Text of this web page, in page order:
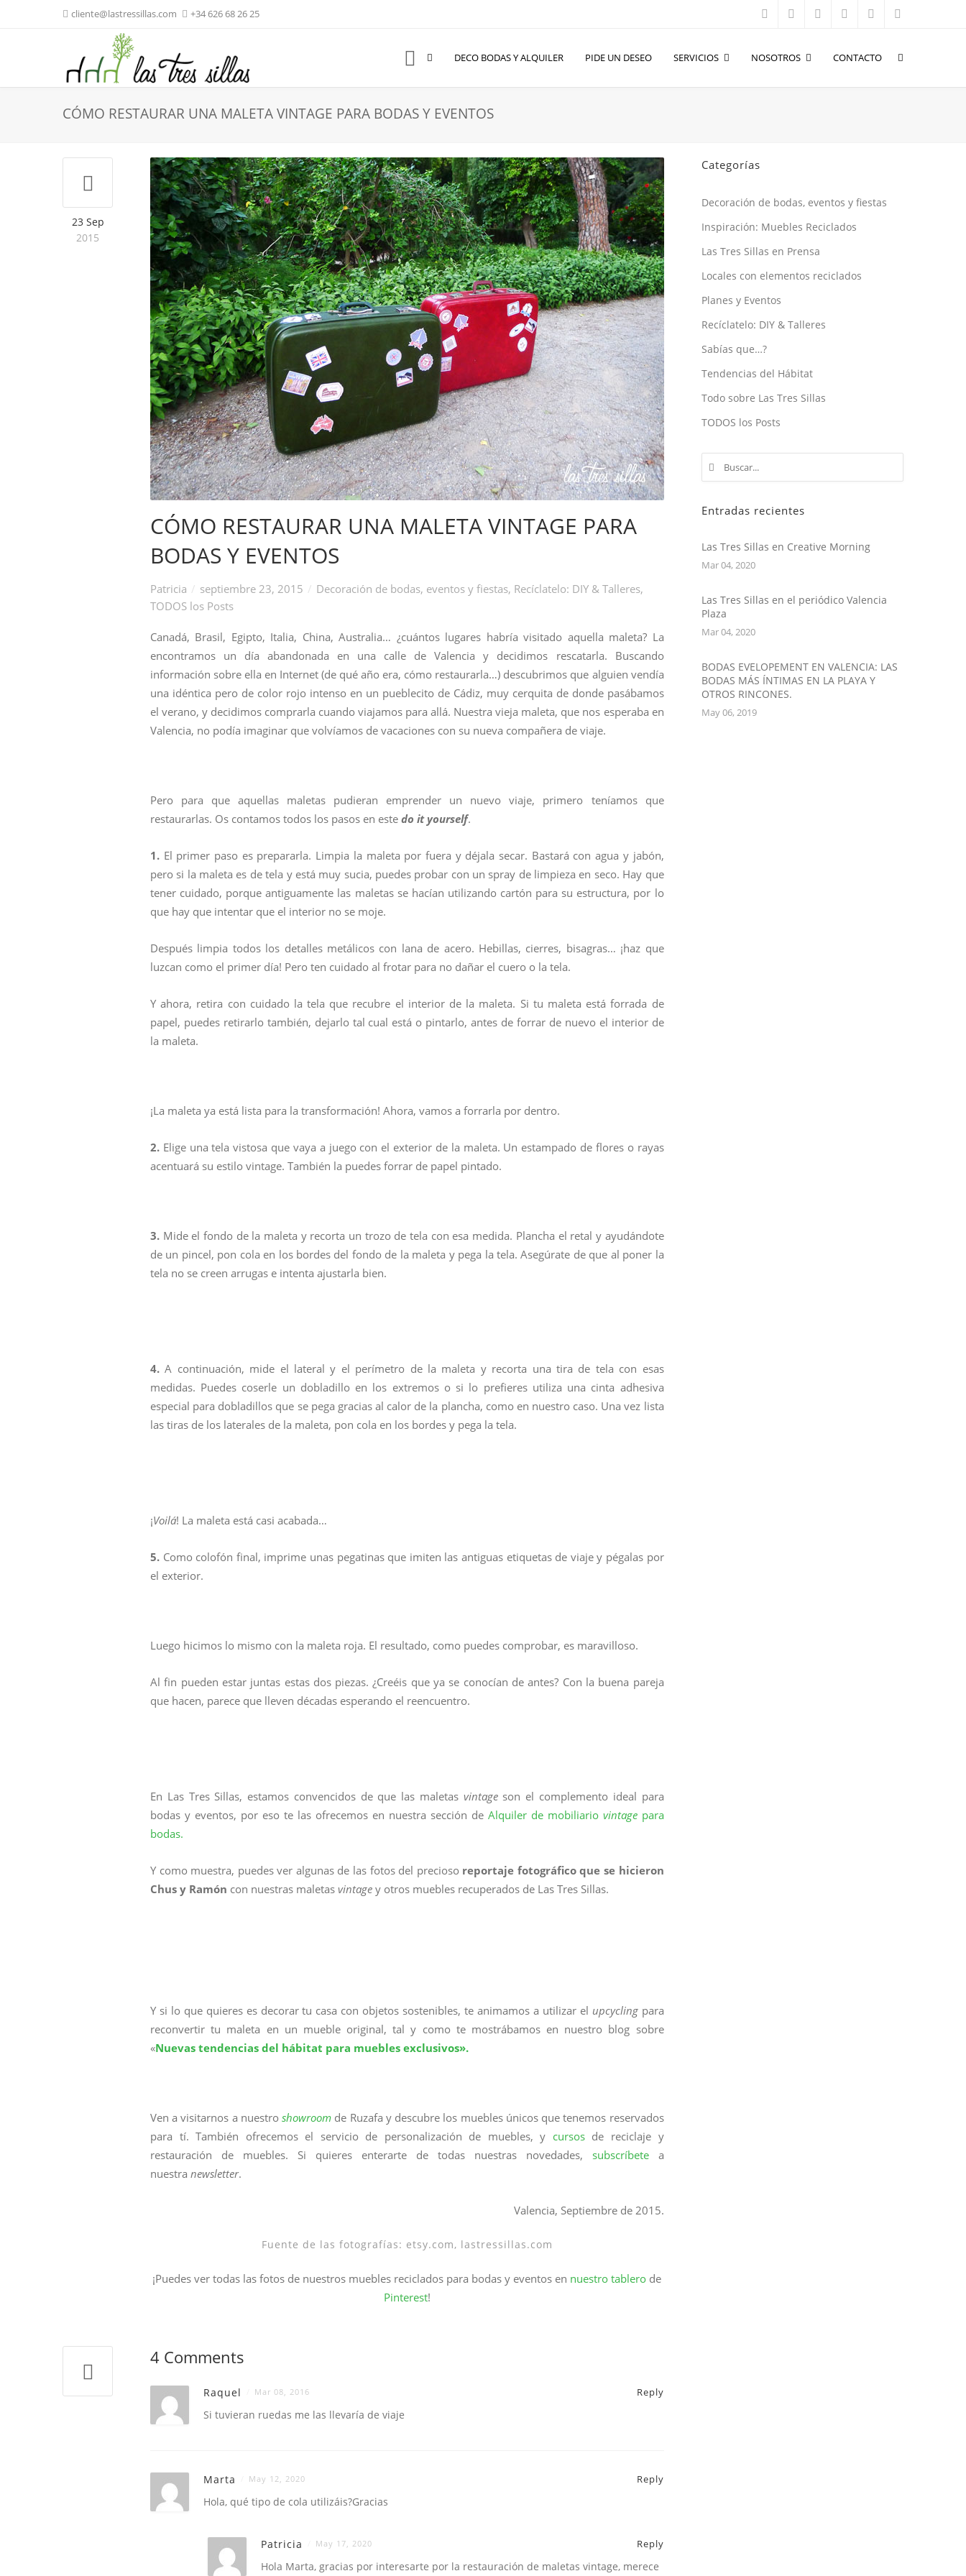
cliente@lastressillas.com +34 626 68 26 25
DECO BODAS Y ALQUILER PIDE UN DESEO SERVICIOS NOSOTROS CONTACTO
CÓMO RESTAURAR UNA MALETA VINTAGE PARA BODAS Y EVENTOS
23 Sep
2015
CÓMO RESTAURAR UNA MALETA VINTAGE PARA
BODAS Y EVENTOS
Patricia septiembre 23, 2015 Decoración de bodas, eventos y fiestas, Recíclatelo: DIY & Talleres,
TODOS los Posts
Canadá, Brasil, Egipto, Italia, China, Australia… ¿cuántos lugares habría visitado aquella maleta? La
encontramos un día abandonada en una calle de Valencia y decidimos rescatarla. Buscando
información sobre ella en Internet (de qué año era, cómo restaurarla…) descubrimos que alguien vendía
una idéntica pero de color rojo intenso en un pueblecito de Cádiz, muy cerquita de donde pasábamos
el verano, y decidimos comprarla cuando viajamos para allá. Nuestra vieja maleta, que nos esperaba en
Valencia, no podía imaginar que volvíamos de vacaciones con su nueva compañera de viaje.
Pero para que aquellas maletas pudieran emprender un nuevo viaje, primero teníamos que
restaurarlas. Os contamos todos los pasos en este do it yourself.
1. El primer paso es prepararla. Limpia la maleta por fuera y déjala secar. Bastará con agua y jabón,
pero si la maleta es de tela y está muy sucia, puedes probar con un spray de limpieza en seco. Hay que
tener cuidado, porque antiguamente las maletas se hacían utilizando cartón para su estructura, por lo
que hay que intentar que el interior no se moje.
Después limpia todos los detalles metálicos con lana de acero. Hebillas, cierres, bisagras… ¡haz que
luzcan como el primer día! Pero ten cuidado al frotar para no dañar el cuero o la tela.
Y ahora, retira con cuidado la tela que recubre el interior de la maleta. Si tu maleta está forrada de
papel, puedes retirarlo también, dejarlo tal cual está o pintarlo, antes de forrar de nuevo el interior de
la maleta.
¡La maleta ya está lista para la transformación! Ahora, vamos a forrarla por dentro.
2. Elige una tela vistosa que vaya a juego con el exterior de la maleta. Un estampado de flores o rayas
acentuará su estilo vintage. También la puedes forrar de papel pintado.
3. Mide el fondo de la maleta y recorta un trozo de tela con esa medida. Plancha el retal y ayudándote
de un pincel, pon cola en los bordes del fondo de la maleta y pega la tela. Asegúrate de que al poner la
tela no se creen arrugas e intenta ajustarla bien.
4. A continuación, mide el lateral y el perímetro de la maleta y recorta una tira de tela con esas
medidas. Puedes coserle un dobladillo en los extremos o si lo prefieres utiliza una cinta adhesiva
especial para dobladillos que se pega gracias al calor de la plancha, como en nuestro caso. Una vez lista
las tiras de los laterales de la maleta, pon cola en los bordes y pega la tela.
¡Voilá! La maleta está casi acabada…
5. Como colofón final, imprime unas pegatinas que imiten las antiguas etiquetas de viaje y pégalas por
el exterior.
Luego hicimos lo mismo con la maleta roja. El resultado, como puedes comprobar, es maravilloso.
Al fin pueden estar juntas estas dos piezas. ¿Creéis que ya se conocían de antes? Con la buena pareja
que hacen, parece que lleven décadas esperando el reencuentro.
En Las Tres Sillas, estamos convencidos de que las maletas vintageson el complemento ideal para
bodas y eventos, por eso te las ofrecemos en nuestra sección de Alquiler de mobiliario vintagepara
bodas.
Y como muestra, puedes ver algunas de las fotos del precioso reportaje fotográfico que se hicieron
Chus y Ramón con nuestras maletas vintage y otros muebles recuperados de Las Tres Sillas.
Y si lo que quieres es decorar tu casa con objetos sostenibles, te animamos a utilizar el upcyclingpara
reconvertir tu maleta en un mueble original, tal y como te mostrábamos en nuestro blog sobre
«Nuevas tendencias del hábitat para muebles exclusivos».
Ven a visitarnos a nuestroshowroom de Ruzafa y descubre los muebles únicos que tenemos reservados
para tí. También ofrecemos el servicio de personalización de muebles, y cursosde reciclaje y
restauración de muebles. Si quieres enterarte de todas nuestras novedades, subscríbetea
nuestra newsletter.
Valencia, Septiembre de 2015.
Fuente de las fotografías: etsy.com, lastressillas.com
¡Puedes ver todas las fotos de nuestros muebles reciclados para bodas y eventos en nuestro tablero de
Pinterest!
4 Comments
Raquel Mar 08, 2016 Reply
Si tuvieran ruedas me las llevaría de viaje
Marta May 12, 2020 Reply
Hola, qué tipo de cola utilizáis?Gracias
Patricia May 17, 2020 Reply
Hola Marta, gracias por interesarte por la restauración de maletas vintage, merece
Categorías
Decoración de bodas, eventos y fiestas
Inspiración: Muebles Reciclados
Las Tres Sillas en Prensa
Locales con elementos reciclados
Planes y Eventos
Recíclatelo: DIY & Talleres
Sabías que…?
Tendencias del Hábitat
Todo sobre Las Tres Sillas
TODOS los Posts
Entradas recientes
Las Tres Sillas en Creative Morning
Mar 04, 2020
Las Tres Sillas en el periódico Valencia
Plaza
Mar 04, 2020
BODAS EVELOPEMENT EN VALENCIA: LAS
BODAS MÁS ÍNTIMAS EN LA PLAYA Y
OTROS RINCONES.
May 06, 2019